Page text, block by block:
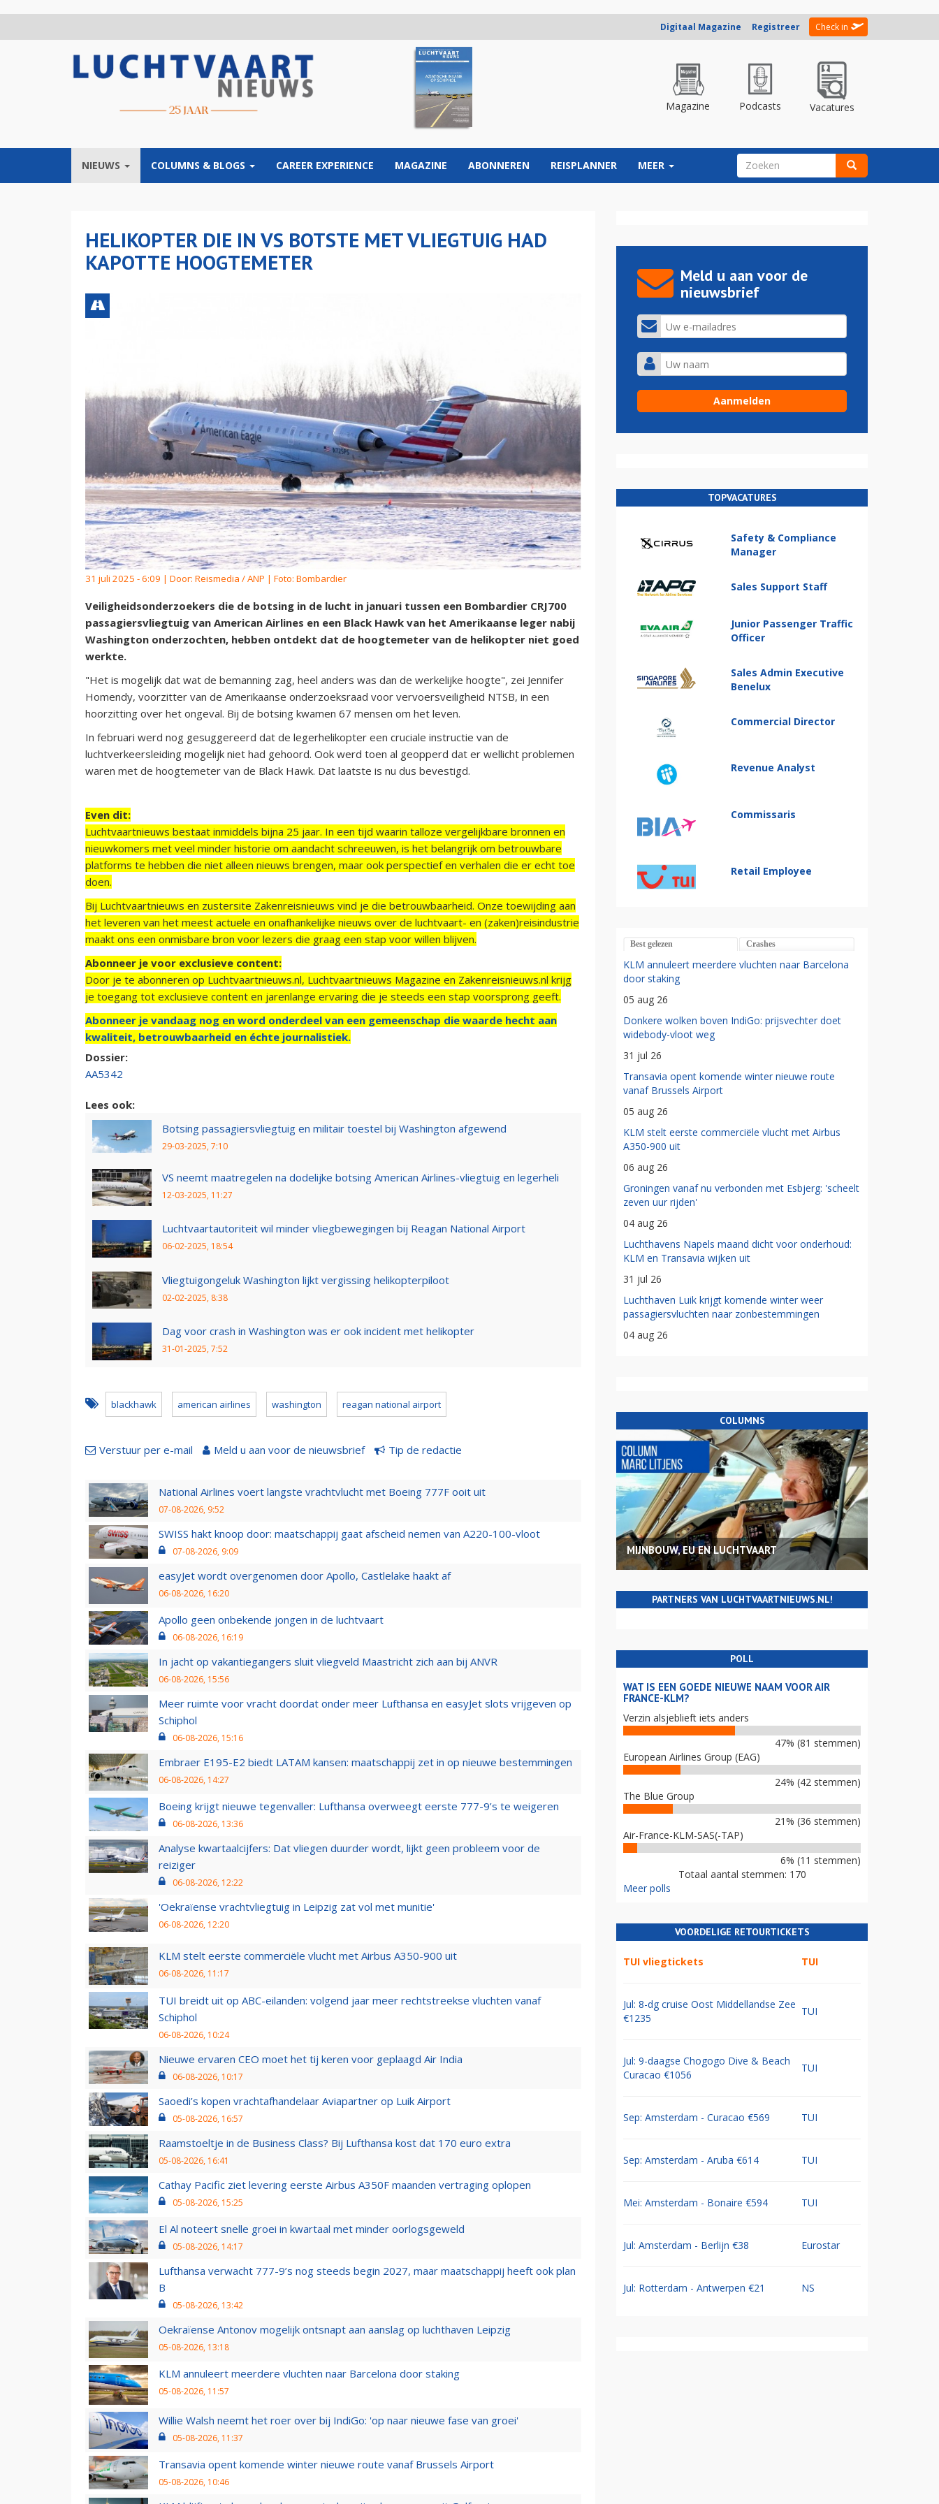
Digitaal Magazine Registreer Check in
Magazine Podcasts Vacatures
NIEUWS COLUMNS & BLOGS CAREER EXPERIENCE MAGAZINE ABONNEREN REISPLANNER MEER ZOEKVELD
HELIKOPTER DIE IN VS BOTSTE MET VLIEGTUIG HAD
KAPOTTE HOOGTEMETER
31 juli 2025 - 6:09 | Door: Reismedia / ANP | Foto: Bombardier
Veiligheidsonderzoekers die de botsing in de lucht in januari tussen een Bombardier CRJ700
passagiersvliegtuig van American Airlines en een Black Hawk van het Amerikaanse leger nabij
Washington onderzochten, hebben ontdekt dat de hoogtemeter van de helikopter niet goed
werkte.
"Het is mogelijk dat wat de bemanning zag, heel anders was dan de werkelijke hoogte", zei Jennifer
Homendy, voorzitter van de Amerikaanse onderzoeksraad voor vervoersveiligheid NTSB, in een
hoorzitting over het ongeval. Bij de botsing kwamen 67 mensen om het leven.
In februari werd nog gesuggereerd dat de legerhelikopter een cruciale instructie van de
luchtverkeersleiding mogelijk niet had gehoord. Ook werd toen al geopperd dat er wellicht problemen
waren met de hoogtemeter van de Black Hawk. Dat laatste is nu dus bevestigd.
Even dit:
Luchtvaartnieuws bestaat inmiddels bijna 25 jaar. In een tijd waarin talloze vergelijkbare bronnen en
nieuwkomers met veel minder historie om aandacht schreeuwen, is het belangrijk om betrouwbare
platforms te hebben die niet alleen nieuws brengen, maar ook perspectief en verhalen die er echt toe
doen.
Bij Luchtvaartnieuws en zustersite Zakenreisnieuws vind je die betrouwbaarheid. Onze toewijding aan
het leveren van het meest actuele en onafhankelijke nieuws over de luchtvaart- en (zaken)reisindustrie
maakt ons een onmisbare bron voor lezers die graag een stap voor willen blijven.
Abonneer je voor exclusieve content:
Door je te abonneren op Luchtvaartnieuws.nl, Luchtvaartnieuws Magazine en Zakenreisnieuws.nl krijg
je toegang tot exclusieve content en jarenlange ervaring die je steeds een stap voorsprong geeft.
Abonneer je vandaag nog en word onderdeel van een gemeenschap die waarde hecht aan
kwaliteit, betrouwbaarheid en échte journalistiek.
Dossier:
AA5342
Lees ook:
Botsing passagiersvliegtuig en militair toestel bij Washington afgewend
29-03-2025, 7:10
VS neemt maatregelen na dodelijke botsing American Airlines-vliegtuig en legerheli
12-03-2025, 11:27
Luchtvaartautoriteit wil minder vliegbewegingen bij Reagan National Airport
06-02-2025, 18:54
Vliegtuigongeluk Washington lijkt vergissing helikopterpiloot
02-02-2025, 8:38
Dag voor crash in Washington was er ook incident met helikopter
31-01-2025, 7:52
blackhawk american airlines washington reagan national airport
Verstuur per e-mail Meld u aan voor de nieuwsbrief Tip de redactie
National Airlines voert langste vrachtvlucht met Boeing 777F ooit uit
07-08-2026, 9:52
SWISS hakt knoop door: maatschappij gaat afscheid nemen van A220-100-vloot
07-08-2026, 9:09
easyJet wordt overgenomen door Apollo, Castlelake haakt af
06-08-2026, 16:20
Apollo geen onbekende jongen in de luchtvaart
06-08-2026, 16:19
In jacht op vakantiegangers sluit vliegveld Maastricht zich aan bij ANVR
06-08-2026, 15:56
Meer ruimte voor vracht doordat onder meer Lufthansa en easyJet slots vrijgeven op
Schiphol
06-08-2026, 15:16
Embraer E195-E2 biedt LATAM kansen: maatschappij zet in op nieuwe bestemmingen
06-08-2026, 14:27
Boeing krijgt nieuwe tegenvaller: Lufthansa overweegt eerste 777-9’s te weigeren
06-08-2026, 13:36
Analyse kwartaalcijfers: Dat vliegen duurder wordt, lijkt geen probleem voor de
reiziger
06-08-2026, 12:22
'Oekraïense vrachtvliegtuig in Leipzig zat vol met munitie'
06-08-2026, 12:20
KLM stelt eerste commerciële vlucht met Airbus A350-900 uit
06-08-2026, 11:17
TUI breidt uit op ABC-eilanden: volgend jaar meer rechtstreekse vluchten vanaf
Schiphol
06-08-2026, 10:24
Nieuwe ervaren CEO moet het tij keren voor geplaagd Air India
06-08-2026, 10:17
Saoedi’s kopen vrachtafhandelaar Aviapartner op Luik Airport
05-08-2026, 16:57
Raamstoeltje in de Business Class? Bij Lufthansa kost dat 170 euro extra
05-08-2026, 16:41
Cathay Pacific ziet levering eerste Airbus A350F maanden vertraging oplopen
05-08-2026, 15:25
El Al noteert snelle groei in kwartaal met minder oorlogsgeweld
05-08-2026, 14:17
Lufthansa verwacht 777-9’s nog steeds begin 2027, maar maatschappij heeft ook plan
B
05-08-2026, 13:42
Oekraïense Antonov mogelijk ontsnapt aan aanslag op luchthaven Leipzig
05-08-2026, 13:18
KLM annuleert meerdere vluchten naar Barcelona door staking
05-08-2026, 11:57
Willie Walsh neemt het roer over bij IndiGo: 'op naar nieuwe fase van groei'
05-08-2026, 11:37
Transavia opent komende winter nieuwe route vanaf Brussels Airport
05-08-2026, 10:46
Meld u aan voor de
nieuwsbrief
TOPVACATURES
Safety & Compliance
Manager
Sales Support Staff
Junior Passenger Traffic
Officer
Sales Admin Executive
Benelux
Commercial Director
Revenue Analyst
Commissaris
Retail Employee
Best gelezen Crashes
KLM annuleert meerdere vluchten naar Barcelona
door staking
05 aug 26
Donkere wolken boven IndiGo: prijsvechter doet
widebody-vloot weg
31 jul 26
Transavia opent komende winter nieuwe route
vanaf Brussels Airport
05 aug 26
KLM stelt eerste commerciële vlucht met Airbus
A350-900 uit
06 aug 26
Groningen vanaf nu verbonden met Esbjerg: 'scheelt
zeven uur rijden'
04 aug 26
Luchthavens Napels maand dicht voor onderhoud:
KLM en Transavia wijken uit
31 jul 26
Luchthaven Luik krijgt komende winter weer
passagiersvluchten naar zonbestemmingen
04 aug 26
COLUMNS
MIJNBOUW, EU EN LUCHTVAART
PARTNERS VAN LUCHTVAARTNIEUWS.NL!
POLL
WAT IS EEN GOEDE NIEUWE NAAM VOOR AIR
FRANCE-KLM?
Verzin alsjeblieft iets anders
47% (81 stemmen)
European Airlines Group (EAG)
24% (42 stemmen)
The Blue Group
21% (36 stemmen)
Air-France-KLM-SAS(-TAP)
6% (11 stemmen)
Totaal aantal stemmen: 170
Meer polls
VOORDELIGE RETOURTICKETS
TUI vliegtickets TUI
Jul: 8-dg cruise Oost Middellandse Zee
€1235
TUI
Jul: 9-daagse Chogogo Dive & Beach
Curacao €1056
TUI
Sep: Amsterdam - Curacao €569 TUI
Sep: Amsterdam - Aruba €614 TUI
Mei: Amsterdam - Bonaire €594 TUI
Jul: Amsterdam - Berlijn €38 Eurostar
Jul: Rotterdam - Antwerpen €21 NS